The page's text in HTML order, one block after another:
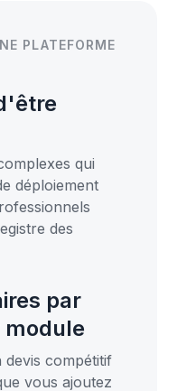
PLATEFORME
qui
déploiement
des
par
devis compétitif
vous ajoutez